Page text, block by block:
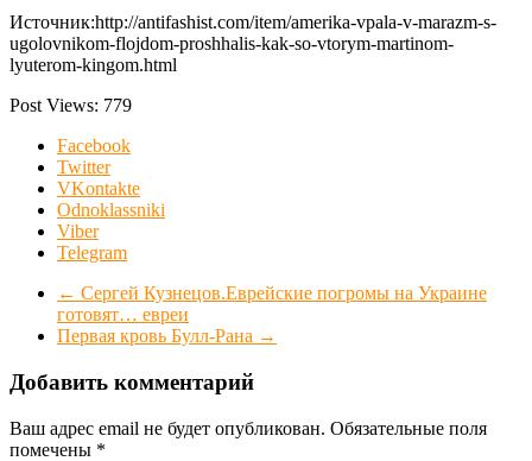
Источник:http://antifashist.com/item/amerika-vpala-v-marazm-s-
ugolovnikom-flojdom-proshhalis-kak-so-vtorym-martinom-
lyuterom-kingom.html
Post Views: 779
Facebook
Twitter
VKontakte
Odnoklassniki
Viber
Telegram
← Сергей Кузнецов.Еврейские погромы на Украине
готовят… евреи
Первая кровь Булл-Рана →
Добавить комментарий
Ваш адрес email не будет опубликован. Обязательные поля
помечены *